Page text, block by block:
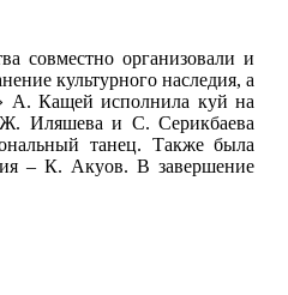
совместно организовали и
культурного наследия, а
А. Кащей исполнила куй на
Ж. Иляшева и С. Серикбаева
танец. Также была
– К. Акуов. В завершение